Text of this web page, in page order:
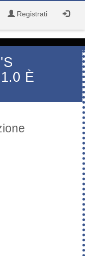
Registrati
È